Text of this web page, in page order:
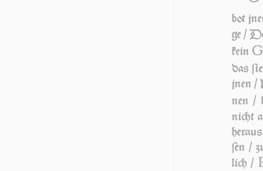
bot
ge /
kein G
das
jnen /
nen /
nicht
ſen /
lich /